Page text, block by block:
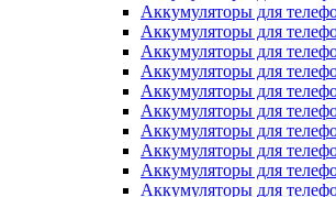
Аккумуляторы для
Аккумуляторы для
Аккумуляторы для
Аккумуляторы для
Аккумуляторы для
Аккумуляторы для
Аккумуляторы для
Аккумуляторы для
Аккумуляторы для
Аккумуляторы для